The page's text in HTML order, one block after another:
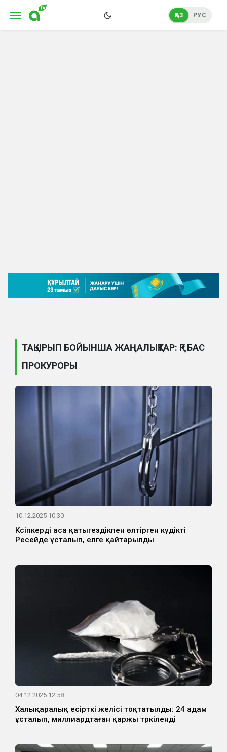
ҚАЗ РУС
ТАҚЫРЫП БОЙЫНША ЖАҢАЛЫҚТАР: ҚР БАС
ПРОКУРОРЫ
10.12.2025 10:30
Кәсіпкерді аса қатыгездікпен өлтірген күдікті
Ресейде ұсталып, елге қайтарылды
04.12.2025 12:58
Халықаралық есірткі желісі тоқтатылды: 24 адам
ұсталып, миллиардтаған қаржы тәркіленді